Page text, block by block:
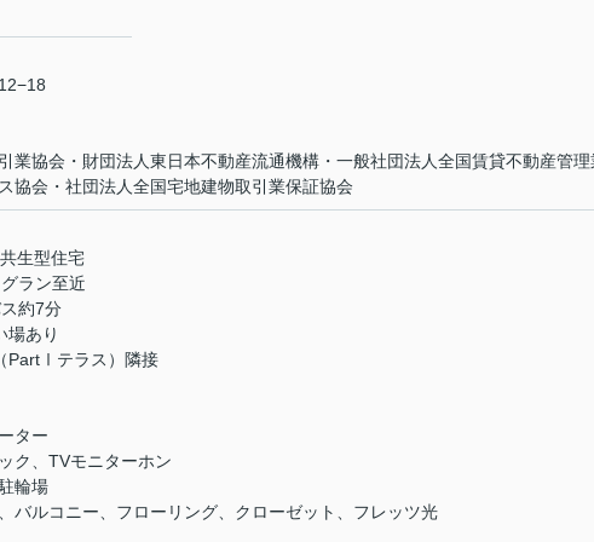
業協会・財団法人東日本不動産流通機構・一般社団法人全国賃貸不動産管理
協会・社団法人全国宅地建物取引業保証協会
生型住宅
ラン至近
約7分
場あり
PartⅠテラス）隣接
ター
ク、TVモニターホン
輪場
バルコニー、フローリング、クローゼット、フレッツ光